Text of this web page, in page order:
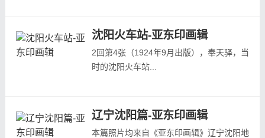
医疗的需求，司督阁遂于1885年将住所后
面的房子建成了医院，可接纳患者住院治
疗，这便是盛京施医院是肇始。
沈阳火车站-亚东印画辑
2回第4张（1924年9月出版），奉天驿，当
时的沈阳火车站...
辽宁沈阳篇-亚东印画辑
本篇照片均来自《亚东印画辑》辽宁沈阳地